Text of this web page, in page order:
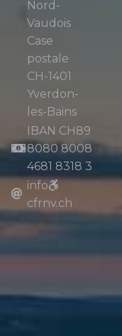
Nord-
Vaudois
Case
postale
CH-1401
Yverdon-
les-Bains
IBAN CH89
8080 8008
4681 8318 3
info
cfrnv.ch